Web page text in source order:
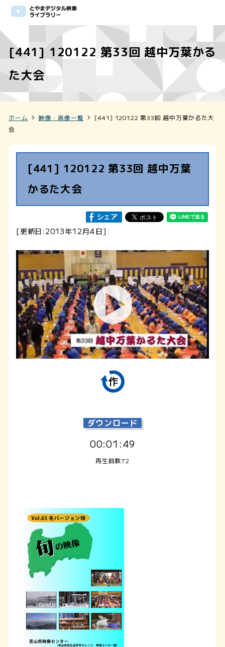
[441] 120122 第33回 越中万葉かる
た大会
ホーム 映像・画像一覧
[441] 120122 第33回 越中万葉かるた大
会
[441] 120122 第33回 越中万葉
かるた大会
[更新日:2013年12月4日]
ダウンロード
00:01:49
再生回数72